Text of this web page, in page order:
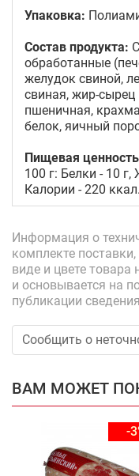
Упаковка:
Состав продукта:
обработанные
желудок свиной,
свиная, жир-сырец
пшеничная,
белок, яичный
Пищевая
100 г: Белки - 10
Калории - 220 ккал.
Информация о
комплекте
виде и цвете товара
и основывается на
публикации
Сообщить о
ВАМ МОЖЕТ
-